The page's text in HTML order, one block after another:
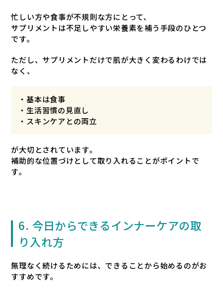
忙しい方や食事が不規則な方にとって、
サプリメントは不足しやすい栄養素を補う手段のひとつ
です。
ただし、サプリメントだけで肌が大きく変わるわけでは
なく、
・基本は食事
・生活習慣の見直し
・スキンケアとの両立
が大切とされています。
補助的な位置づけとして取り入れることがポイントで
す。
6. 今日からできるインナーケアの取
り入れ方
無理なく続けるためには、できることから始めるのがお
すすめです。